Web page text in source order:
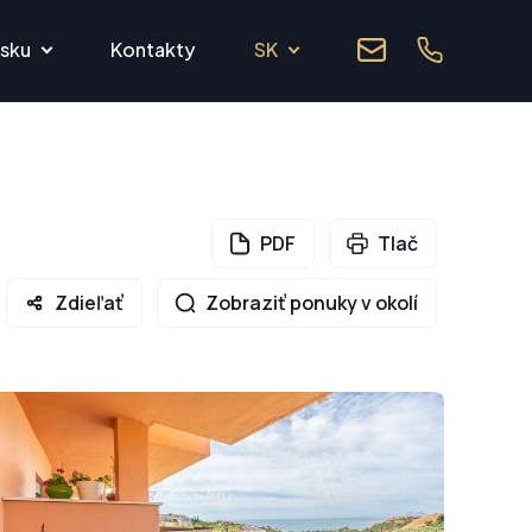
Kontakty SK
PDF Tlač
Zdieľať Zobraziť ponuky v okolí